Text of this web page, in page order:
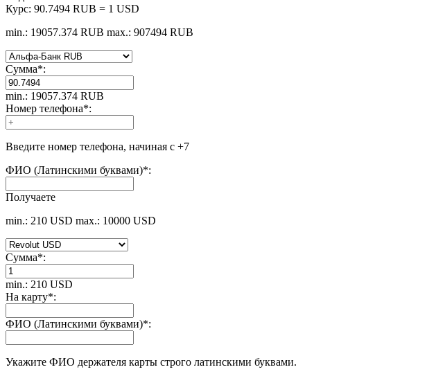
Курс: 90.7494 RUB = 1 USD
min.: 19057.374 RUB max.: 907494 RUB
Сумма*:
min.: 19057.374 RUB
Номер телефона*:
Введите номер телефона, начиная с +7
ФИО (Латинскими буквами)*:
Получаете
min.: 210 USD max.: 10000 USD
Сумма*:
min.: 210 USD
На карту*:
ФИО (Латинскими буквами)*:
Укажите ФИО держателя карты строго латинскими буквами.